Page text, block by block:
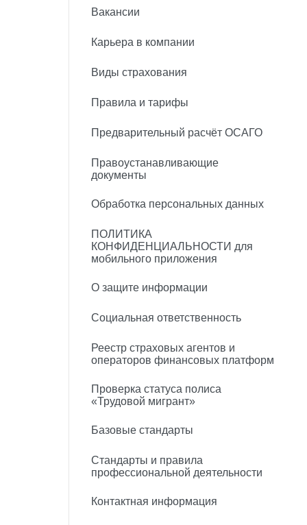
Вакансии
Карьера в компании
Виды страхования
Правила и тарифы
Предварительный расчёт ОСАГО
Правоустанавливающие
документы
Обработка персональных данных
ПОЛИТИКА
КОНФИДЕНЦИАЛЬНОСТИ для
мобильного приложения
О защите информации
Социальная ответственность
Реестр страховых агентов и
операторов финансовых платформ
Проверка статуса полиса
«Трудовой мигрант»
Базовые стандарты
Стандарты и правила
профессиональной деятельности
Контактная информация